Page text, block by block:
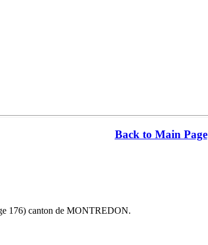
Back to Main Page
176) canton de MONTREDON.